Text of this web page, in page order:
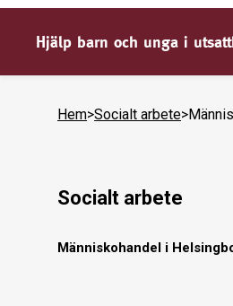
Hjälp barn och unga i
Hem>Socialt arbete>
Socialt arbete
Människohandel i